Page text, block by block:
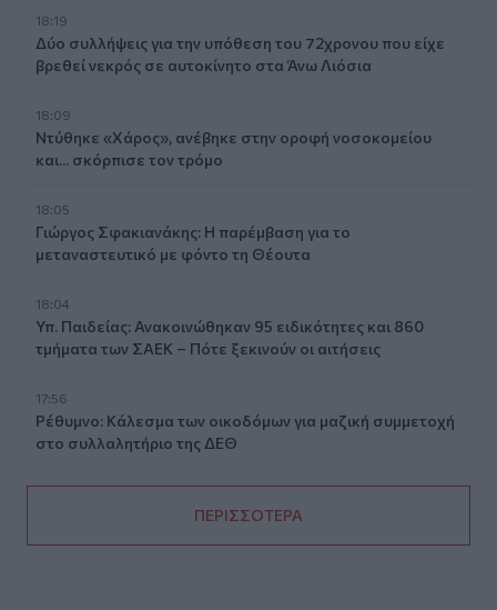
18:19
Δύο συλλήψεις για την υπόθεση του 72χρονου που είχε
βρεθεί νεκρός σε αυτοκίνητο στα Άνω Λιόσια
18:09
Ντύθηκε «Χάρος», ανέβηκε στην οροφή νοσοκομείου
και... σκόρπισε τον τρόμο
18:05
Γιώργος Σφακιανάκης: Η παρέμβαση για το
μεταναστευτικό με φόντο τη Θέουτα
18:04
Υπ. Παιδείας: Ανακοινώθηκαν 95 ειδικότητες και 860
τμήματα των ΣΑΕΚ – Πότε ξεκινούν οι αιτήσεις
17:56
Ρέθυμνο: Κάλεσμα των οικοδόμων για μαζική συμμετοχή
στο συλλαλητήριο της ΔΕΘ
ΠΕΡΙΣΣΟΤΕΡΑ